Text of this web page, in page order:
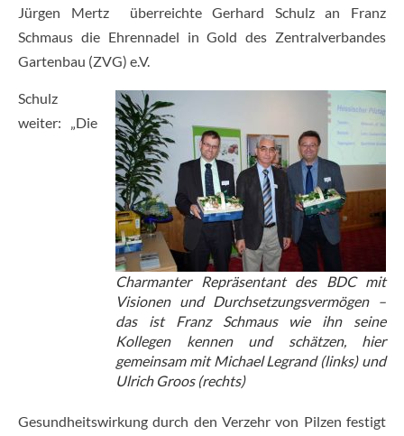
Jürgen Mertz überreichte Gerhard Schulz an Franz
Schmaus die Ehrennadel in Gold des Zentralverbandes
Gartenbau (ZVG) e.V.
Charmanter Repräsentant des BDC mit
Visionen und Durchsetzungsvermögen –
das ist Franz Schmaus wie ihn seine
Kollegen kennen und schätzen, hier
gemeinsam mit Michael Legrand (links) und
Ulrich Groos (rechts)
Schulz
weiter: „Die
Gesundheitswirkung durch den Verzehr von Pilzen festigt